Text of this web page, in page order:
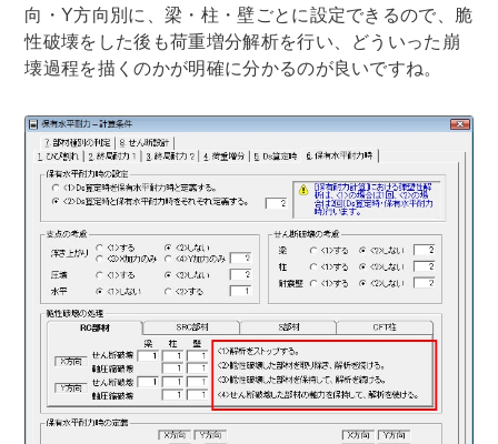
向・Y方向別に、梁・柱・壁ごとに設定できるので、脆
性破壊をした後も荷重増分解析を行い、どういった崩
壊過程を描くのかが明確に分かるのが良いですね。